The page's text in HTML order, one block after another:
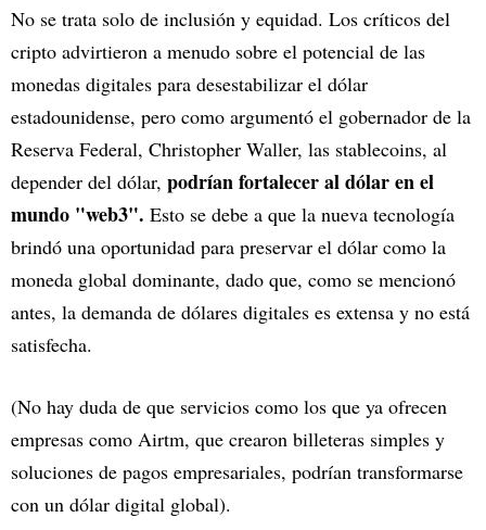
No se trata solo de inclusión y equidad. Los críticos del
cripto advirtieron a menudo sobre el potencial de las
monedas digitales para desestabilizar el dólar
estadounidense, pero como argumentó el gobernador de la
Reserva Federal, Christopher Waller, las stablecoins, al
depender del dólar, podrían fortalecer al dólar en el
mundo "web3". Esto se debe a que la nueva tecnología
brindó una oportunidad para preservar el dólar como la
moneda global dominante, dado que, como se mencionó
antes, la demanda de dólares digitales es extensa y no está
satisfecha.
(No hay duda de que servicios como los que ya ofrecen
empresas como Airtm, que crearon billeteras simples y
soluciones de pagos empresariales, podrían transformarse
con un dólar digital global).